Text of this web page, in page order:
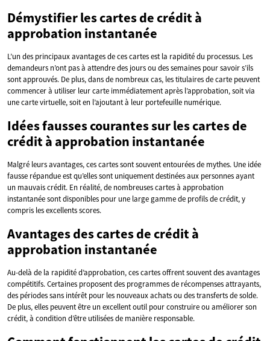
Démystifier les cartes de crédit à
approbation instantanée
L’un des principaux avantages de ces cartes est la rapidité du processus. Les
demandeurs n’ont pas à attendre des jours ou des semaines pour savoir s’ils
sont approuvés. De plus, dans de nombreux cas, les titulaires de carte peuvent
commencer à utiliser leur carte immédiatement après l’approbation, soit via
une carte virtuelle, soit en l’ajoutant à leur portefeuille numérique.
Idées fausses courantes sur les cartes de
crédit à approbation instantanée
Malgré leurs avantages, ces cartes sont souvent entourées de mythes. Une idée
fausse répandue est qu’elles sont uniquement destinées aux personnes ayant
un mauvais crédit. En réalité, de nombreuses cartes à approbation
instantanée sont disponibles pour une large gamme de profils de crédit, y
compris les excellents scores.
Avantages des cartes de crédit à
approbation instantanée
Au-delà de la rapidité d’approbation, ces cartes offrent souvent des avantages
compétitifs. Certaines proposent des programmes de récompenses attrayants,
des périodes sans intérêt pour les nouveaux achats ou des transferts de solde.
De plus, elles peuvent être un excellent outil pour construire ou améliorer son
crédit, à condition d’être utilisées de manière responsable.